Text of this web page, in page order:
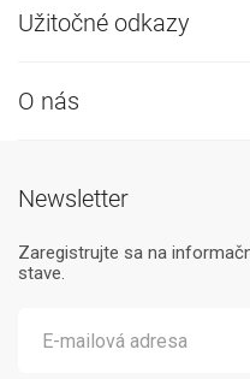
Užitočné odkazy
O nás
Newsletter
Zaregistrujte sa na
stave.